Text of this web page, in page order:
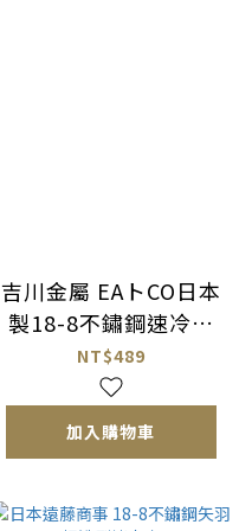
吉川金屬 EAトCO日本
製18-8不鏽鋼速冷保
鮮盒
NT$489
加入購物車